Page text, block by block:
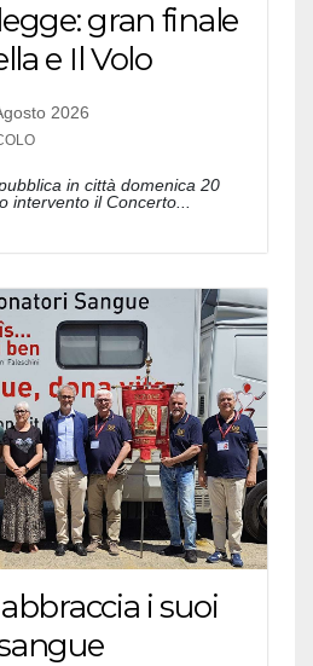
gran finale
e Il Volo
2026
in città domenica 20
intervento il Concerto...
i suoi